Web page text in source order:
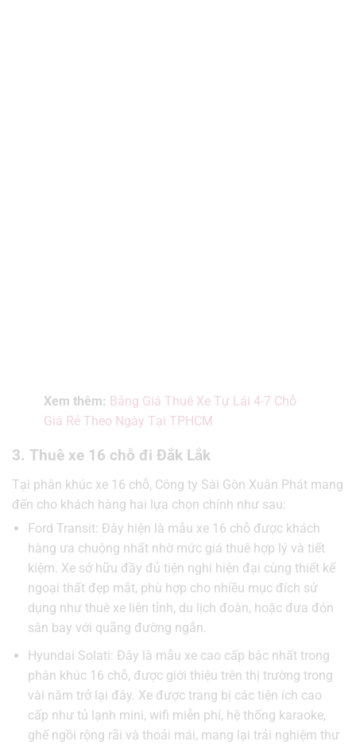
Xem thêm: Bảng Giá Thuê Xe Tự Lái 4-7 Chỗ
Giá Rẻ Theo Ngày Tại TPHCM
3. Thuê xe 16 chỗ đi Đắk Lắk
Tại phân khúc xe 16 chỗ, Công ty Sài Gòn Xuân Phát mang
đến cho khách hàng hai lựa chọn chính như sau:
Ford Transit: Đây hiện là mẫu xe 16 chỗ được khách
hàng ưa chuộng nhất nhờ mức giá thuê hợp lý và tiết
kiệm. Xe sở hữu đầy đủ tiện nghi hiện đại cùng thiết kế
ngoại thất đẹp mắt, phù hợp cho nhiều mục đích sử
dụng như thuê xe liên tỉnh, du lịch đoàn, hoặc đưa đón
sân bay với quãng đường ngắn.
Hyundai Solati: Đây là mẫu xe cao cấp bậc nhất trong
phân khúc 16 chỗ, được giới thiệu trên thị trường trong
vài năm trở lại đây. Xe được trang bị các tiện ích cao
cấp như tủ lạnh mini, wifi miễn phí, hệ thống karaoke,
ghế ngồi rộng rãi và thoải mái, mang lại trải nghiệm thư